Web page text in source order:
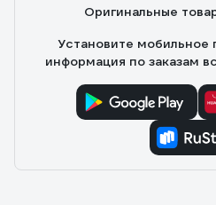
Оригинальные
Установите мобильное
информация по заказам